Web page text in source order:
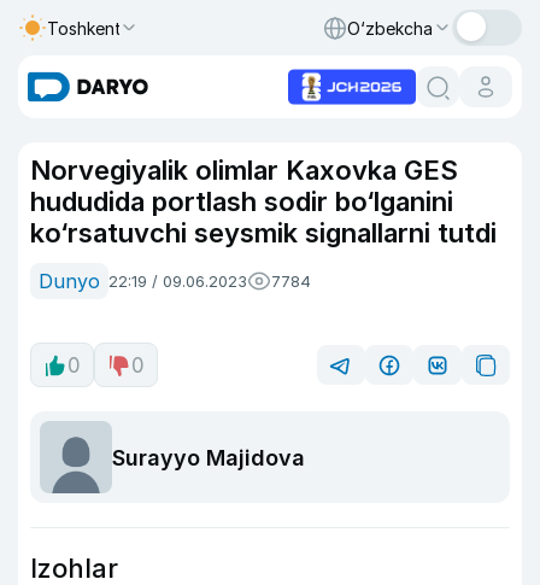
Toshkent O‘zbekcha
Norvegiyalik olimlar Kaxovka GES
hududida portlash sodir bo‘lganini
ko‘rsatuvchi seysmik signallarni tutdi
Dunyo 22:19 / 09.06.2023 7784
0 0
Surayyo Majidova
Izohlar